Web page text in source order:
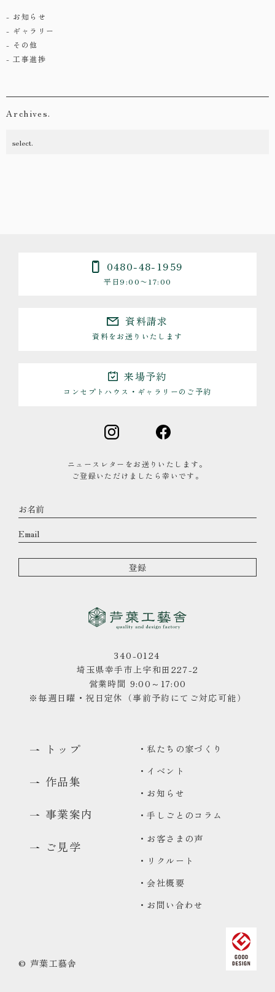
お知らせ
ギャラリー
その他
工事進捗
Archives.
0480-48-1959
平日9:00〜17:00
資料請求
資料をお送りいたします
来場予約
コンセプトハウス・ギャラリーのご予約
ニュースレターをお送りいたします。
ご登録いただけましたら幸いです。
340-0124
埼玉県幸手市上宇和田227-2
営業時間 9:00～17:00
※毎週日曜・祝日定休（事前予約にてご対応可能）
© 芦葉工藝舎
トップ
作品集
事業案内
ご見学
・私たちの家づくり
・イベント
・お知らせ
・手しごとのコラム
・お客さまの声
・リクルート
・会社概要
・お問い合わせ
0480-48-1959
平日9:00〜17:00